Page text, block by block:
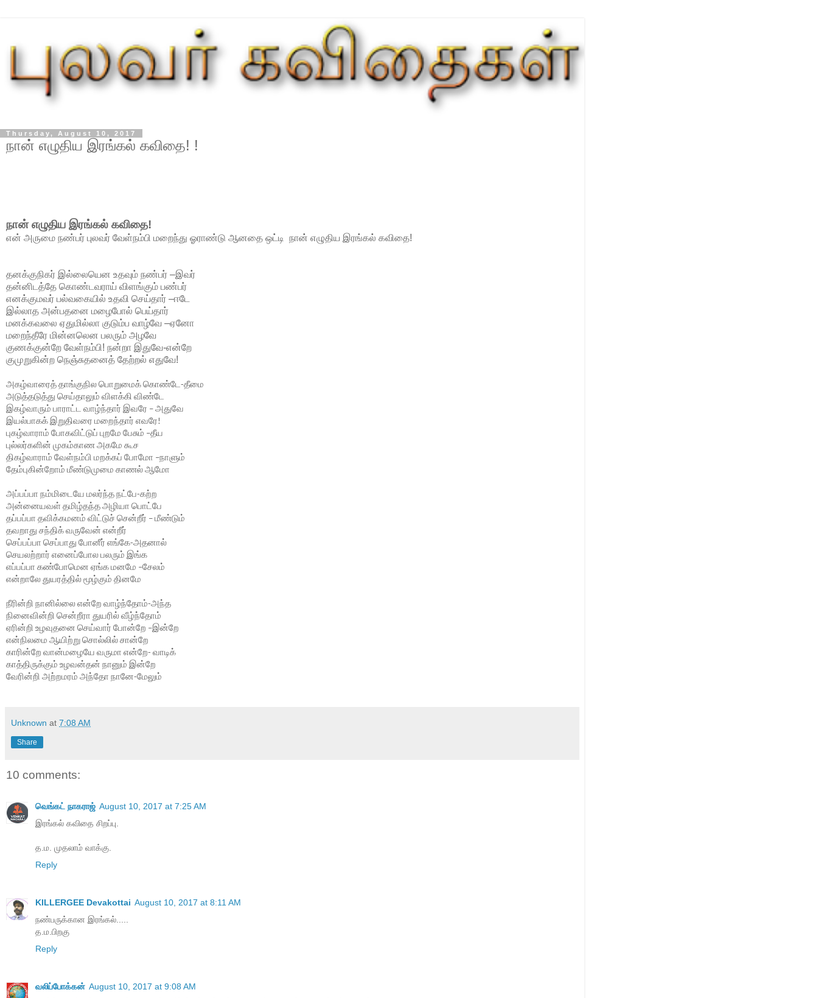
Thursday, August 10, 2017
நான் எழுதிய இரங்கல் கவிதை! !
நான் எழுதிய இரங்கல் கவிதை!
என் அருமை நண்பர் புலவர் வேள்நம்பி மறைந்து ஓராண்டு ஆனதை ஒட்டி நான் எழுதிய இரங்கல் கவிதை!
தனக்குநிகர் இல்லையென உதவும் நண்பர் –இவர்
தன்னிடத்தே கொண்டவராய் விளங்கும் பண்பர்
எனக்குமவர் பல்வகையில் உதவி செய்தார் –ஈடே
இல்லாத அன்பதனை மழைபோல் பெய்தார்
மனக்கவலை ஏதுமில்லா குடும்ப வாழ்வே –ஏனோ
மறைந்தீரே மின்னலென பலரும் அழவே
குணக்குன்றே வேள்நம்பி! நன்றா இதுவே-என்றே
குமுறுகின்ற நெஞ்சுதனைத் தேற்றல் எதுவே!
அகழ்வாரைத்தாங்குநிலபொறுமைக்கொண்டே -தீமை
அடுத்தடுத்து செய்தாலும் விளக்கி விண்டே
இகழ்வாரும் பாராட்ட வாழ்ந்தார் இவரே – அதுவே
இயல்பாகக் இறுதிவரை மறைந்தார் எவரே!
புகழ்வாராம் போகவிட்டுப் புறமே பேசும் –தீய
புல்லர்களின் முகம்காணஅகமே கூச
திகழ்வாராம் வேள்நம்பி மறக்கப் போமோ –நாளும்
தேம்புகின்றோம் மீண்டுமுமை காணல்ஆமோ
அப்பப்பா நம்மிடையே மலர்ந்தநட்பே-கற்ற
அன்னையவள்தமிழ்தந்தஅழியா பொட்பே
தப்பப்பா தவிக்கமனம் விட்டுச்சென்றீர் – மீண்டும்
தவறாது சந்திக்வருவேன் என்றீர்
செப்பப்பா செப்பாது போனீர் எங்கே-அதனால்
செயலற்றார் எனைப்போலபலரும் இங்க
எப்பப்பா கண்போமென ஏங்கமனமே –சேலம்
என்றாலேதுயரத்தில்மூழ்கும் தினமே
நீரின்றி நானில்லைஎன்றே வாழ்ந்தோம்-அந்த
நினைவின்றி சென்றீரா துயரில்வீழ்ந்தோம்
ஏரின்றி உழவுதனை செய்வார் போன்றே –இன்றே
என்நிலமை ஆயிற்றுசொல்லில்சான்றே
காரின்றே வான்மழையே வருமா என்றே- வாடிக்
காத்திருக்கும் உழவன்தன் நானும் இன்றே
வேரின்றி அற்றமரம் அந்தோ நானே-மேலும்
Unknown at 7:08 AM
Share
10 comments:
வெங்கட் நாகராஜ் August 10, 2017 at 7:25 AM
இரங்கல் கவிதை சிறப்பு.
த.ம. முதலாம் வாக்கு.
Reply
KILLERGEE Devakottai August 10, 2017 at 8:11 AM
நண்பருக்கான இரங்கல்.....
த.ம.பிறகு
Reply
வலிப்போக்கன் August 10, 2017 at 9:08 AM